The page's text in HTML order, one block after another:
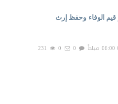
قيم الوفاء وحفظ إرث